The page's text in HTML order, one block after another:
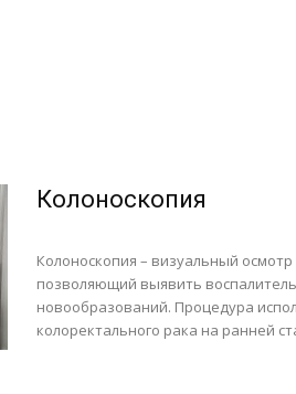
Колоноскопия
Колоноскопия – визуальный
позволяющий выявить
новообразований. Процедура
колоректального рака на ранней